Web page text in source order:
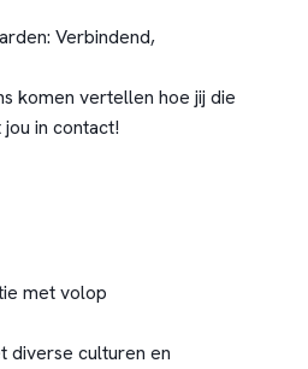
Verbindend,
komen vertellen hoe jij die
in contact!
met volop
diverse culturen en